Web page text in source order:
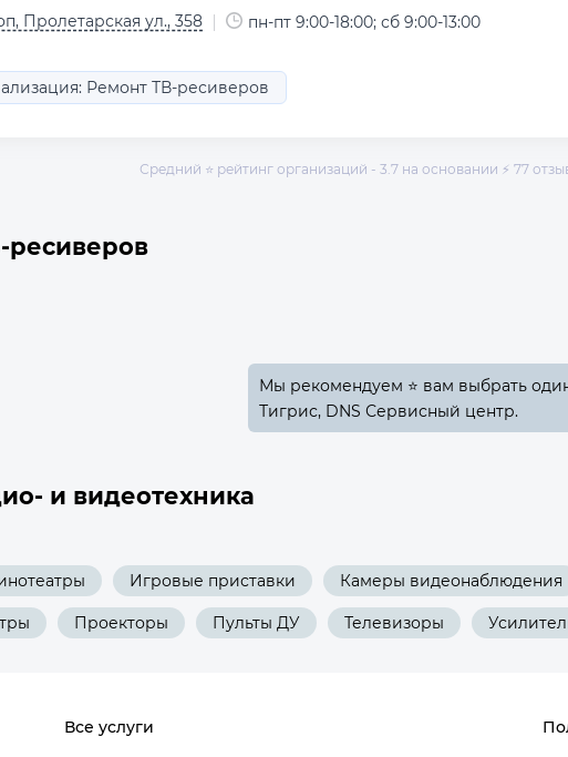
Пролетарская ул., 358 пн-пт 9:00-18:00; сб 9:00-13:00
Ремонт ТВ-ресиверов
Средний ⭐ рейтинг организаций - 3.7 на основании ⚡ 77
ресиверов
Мы рекомендуем ⭐ вам выбрать
Тигрис, DNS Сервисный центр.
и видеотехника
Игровые приставки Камеры видеонаблюдения
Проекторы Пульты ДУ Телевизоры
Все услуги